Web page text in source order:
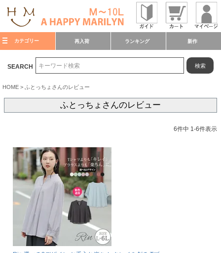
カテゴリー 再入荷 ランキング 新作
SEARCH 検索
HOME ふとっちょさんのレビュー
ふとっちょさんのレビュー
6件中 1-6件表示